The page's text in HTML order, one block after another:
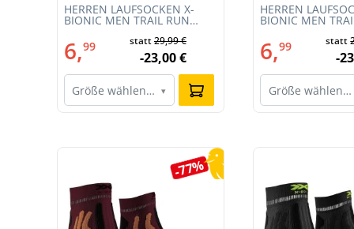
HERREN LAUFSOCKEN X-
BIONIC MEN TRAIL RUN
R019)
6,99 statt29,99 €
-23,00 €
Größe wählen… ▾
HERREN
BIONIC MEN
011)
6,99 statt
-
Größe wählen…
Produktgalerie überspringen
-77%